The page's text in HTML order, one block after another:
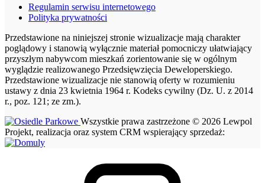
Regulamin serwisu internetowego
Polityka prywatności
Przedstawione na niniejszej stronie wizualizacje mają charakter
poglądowy i stanowią wyłącznie materiał pomocniczy ułatwiający
przyszłym nabywcom mieszkań zorientowanie się w ogólnym
wyglądzie realizowanego Przedsięwzięcia Deweloperskiego.
Przedstawione wizualizacje nie stanowią oferty w rozumieniu
ustawy z dnia 23 kwietnia 1964 r. Kodeks cywilny (Dz. U. z 2014
r., poz. 121; ze zm.).
Wszystkie prawa zastrzeżone © 2026 Lewpol
Projekt, realizacja oraz system CRM wspierający sprzedaż: